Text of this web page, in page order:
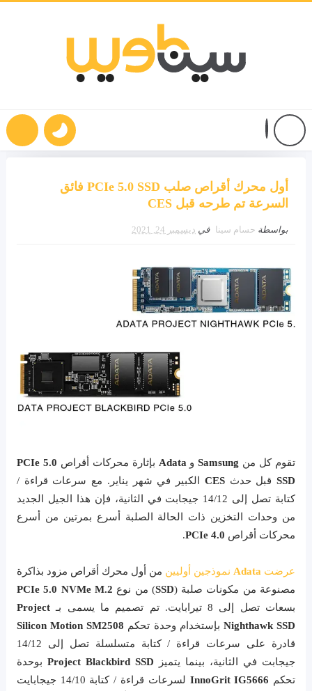
أول محرك أقراص صلب PCIe 5.0 SSD فائق
السرعة تم طرحه قبل CES
بواسطة حسام سينا في ديسمبر 24, 2021
تقوم كل من Samsung و Adata بإثارة محركات أقراص PCIe 5.0
SSDقبل حدثCES
الكبير في شهر يناير. مع سرعات قراءة /
كتابة تصل إلى 14/12 جيجابت في الثانية، فإن هذا الجيل الجديد
من وحدات التخزين ذات الحالة الصلبة أسرع بمرتين من أسرع
محركات أقراص PCIe 4.0
.
عرضت Adata نموذجين أوليين من أول محرك أقراص مزود بذاكرة
مصنوعة من مكونات صلبة (SSD) من نوع PCIe 5.0 NVMe M.2
بسعات تصل إلى 8 تيرابايت. تم تصميم ما يسمى بـ
Project
Nighthawk SSD بإستخدام وحدة تحكم Silicon Motion SM2508
قادرة على سرعات قراءة / كتابة متسلسلة تصل إلى 14/12
جيجابت في الثانية، بينما يتميز
SSD
بوحدة
تحكم InnoGrit IG5666
لسرعات قراءة / كتابة 14/10 جيجابايت